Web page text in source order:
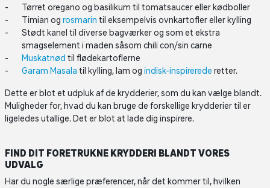
Tørret oregano og basilikum til tomatsaucer eller kødboller
Timian og rosmarin til eksempelvis ovnkartofler eller kylling
Stødt kanel til diverse bagværker og som et ekstra
smagselement i maden såsom chili con/sin carne
Muskatnød til flødekartoflerne
Garam Masala til kylling, lam og indisk-inspirerede retter.
Dette er blot et udpluk af de krydderier, som du kan vælge blandt.
Muligheder for, hvad du kan bruge de forskellige krydderier til er
ligeledes utallige. Det er blot at lade dig inspirere.
FIND DIT FORETRUKNE KRYDDERI BLANDT VORES
UDVALG
Har du nogle særlige præferencer, når det kommer til, hvilken